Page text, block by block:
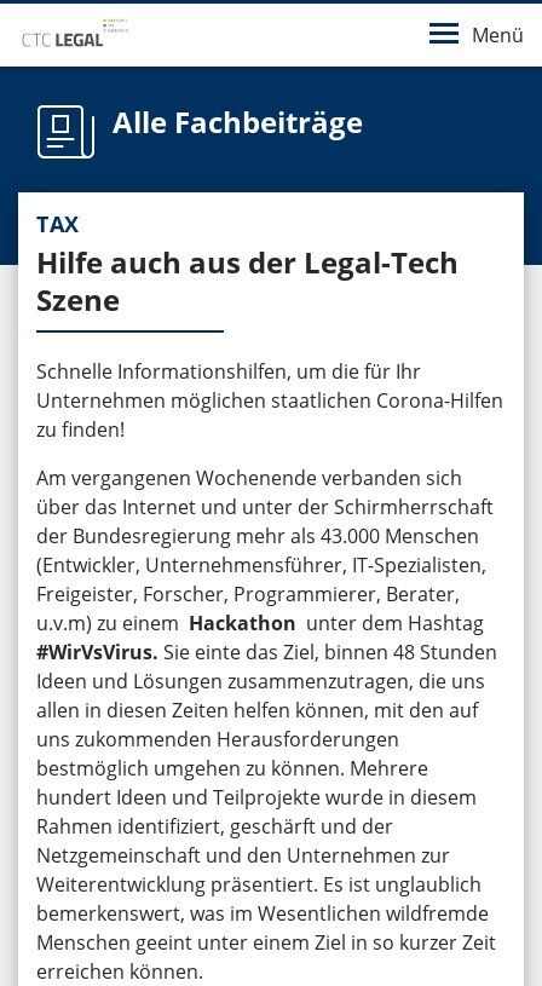
Menü
Alle Fachbeiträge
TAX
Hilfe auch aus der Legal-Tech
Szene
Schnelle Informationshilfen, um die für Ihr
Unternehmen möglichen staatlichen Corona-Hilfen
zu finden!
Am vergangenen Wochenende verbanden sich
über das Internet und unter der Schirmherrschaft
der Bundesregierung mehr als 43.000 Menschen
(Entwickler, Unternehmensführer, IT-Spezialisten,
Freigeister, Forscher, Programmierer, Berater,
u.v.m) zu einem Hackathon unter dem Hashtag
#WirVsVirus. Sie einte das Ziel, binnen 48 Stunden
Ideen und Lösungen zusammenzutragen, die uns
allen in diesen Zeiten helfen können, mit den auf
uns zukommenden Herausforderungen
bestmöglich umgehen zu können. Mehrere
hundert Ideen und Teilprojekte wurde in diesem
Rahmen identifiziert, geschärft und der
Netzgemeinschaft und den Unternehmen zur
Weiterentwicklung präsentiert. Es ist unglaublich
bemerkenswert, was im Wesentlichen wildfremde
Menschen geeint unter einem Ziel in so kurzer Zeit
erreichen können.